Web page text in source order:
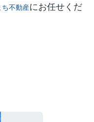
ち不動産にお任せくだ